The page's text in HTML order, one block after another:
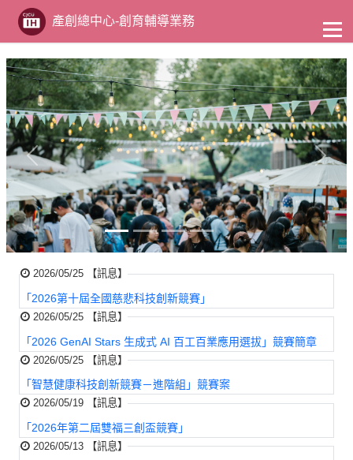
主
要
容
產創總中心-創育輔導業務
Previous Next
2026/05/25 【訊息】
「2026第十屆全國慈悲科技創新競賽」
2026/05/25 【訊息】
「2026 GenAI Stars 生成式 AI 百工百業應用選拔」競賽簡章
2026/05/25 【訊息】
「智慧健康科技創新競賽－進階組」競賽案
2026/05/19 【訊息】
「2026年第二屆雙福三創盃競賽」
2026/05/13 【訊息】